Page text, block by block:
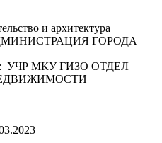
и архитектура
ГОРОДА
УЧР МКУ ГИЗО ОТДЕЛ